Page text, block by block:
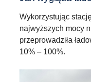
Wykorzystując
najwyższych mocy
przeprowadziła
10% – 100%.